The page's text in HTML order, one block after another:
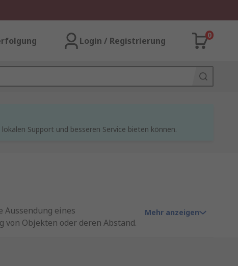
Login / Registrierung
0
Support und besseren Service bieten können.
Aussendung eines
von Objekten oder deren Abstand.
Mehr anzeigen